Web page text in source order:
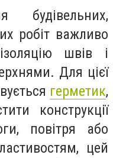
робіт важливо
швів і
Для цієї
герметик,
конструкції
повітря або
цей